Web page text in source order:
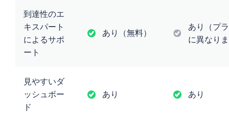
到達性のエ
キスパート
によるサポ
ート
あり（無料）
あり（プ
に異なり
見やすいダ
ッシュボー
ド
あり あり